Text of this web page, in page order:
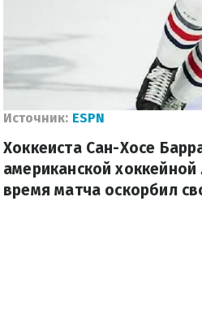
Источник: ESPN
Хоккеиста Сан-Хосе
американской
время матча оскорбил